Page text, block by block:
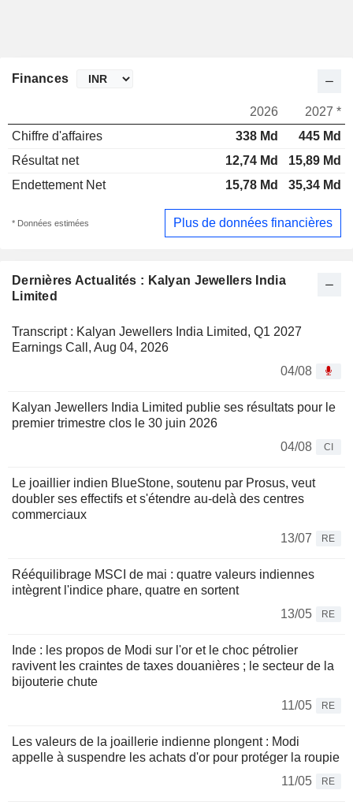
Dernières Actualités : Kalyan Jewellers India
Limited
Transcript : Kalyan Jewellers India Limited, Q1 2027
Earnings Call, Aug 04, 2026
04/08
Kalyan Jewellers India Limited publie ses résultats pour le
premier trimestre clos le 30 juin 2026
04/08
CI
Le joaillier indien BlueStone, soutenu par Prosus, veut
doubler ses effectifs et s'étendre au-delà des centres
commerciaux
13/07
RE
Rééquilibrage MSCI de mai : quatre valeurs indiennes
intègrent l'indice phare, quatre en sortent
13/05
RE
Inde : les propos de Modi sur l'or et le choc pétrolier
ravivent les craintes de taxes douanières ; le secteur de la
bijouterie chute
11/05
RE
Les valeurs de la joaillerie indienne plongent : Modi
appelle à suspendre les achats d'or pour protéger la roupie
11/05
RE
Finances
2026
2027 *
Chiffre d'affaires
338 Md
445 Md
Résultat net
12,74 Md
15,89 Md
Endettement Net
15,78 Md 35,34 Md
* Données estimées Plus de données financières